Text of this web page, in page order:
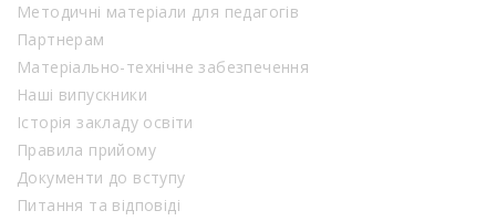
Методичні матеріали для педагогів
Партнерам
Матеріально-технічне забезпечення
Наші випускники
Історія закладу освіти
Правила прийому
Документи до вступу
Питання та відповіді